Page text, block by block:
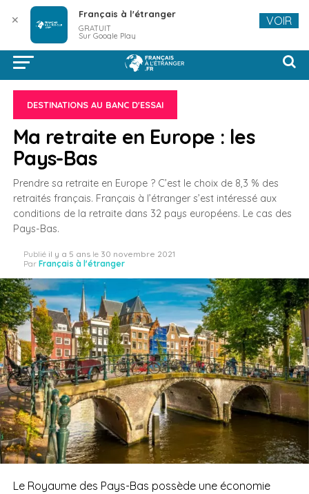
DESTINATIONS AU BANC D'ESSAI
Ma retraite en Europe : les
Pays-Bas
Prendre sa retraite en Europe ? C’est le choix de 8,3 % des
retraités français. Français à l’étranger s’est intéressé aux
conditions de la retraite dans 32 pays européens. Le cas des
Pays-Bas.
Publié il y a 5 ans le 30 novembre 2021
Par Français à l'étranger
Le Royaume des Pays-Bas possède une économie
✕ Français à l'étranger
GRATUIT
Sur Google Play
VOIR